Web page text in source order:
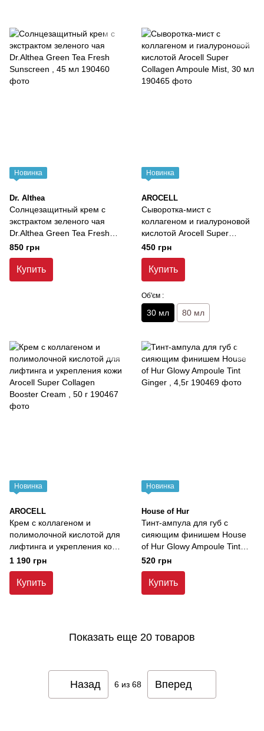
Новинка
Dr. Althea
Солнцезащитный крем с
экстрактом зеленого чая
Dr.Althea Green Tea Fresh
Sunscreen , 45 мл
850 грн
Купить
Новинка
AROCELL
Сыворотка-мист с
коллагеном и гиалуроновой
кислотой Arocell Super
Collagen Ampoule Mist, 30 мл
450 грн
Купить
Об'єм :
30 мл 80 мл
Новинка
AROCELL
Крем с коллагеном и
полимолочной кислотой для
лифтинга и укрепления кожи
Arocell Super Collagen
Booster Cream , 50 г
1 190 грн
Купить
Новинка
House of Hur
Тинт-ампула для губ с
сияющим финишем House
of Hur Glowy Ampoule Tint
Ginger , 4,5г
520 грн
Купить
Показать еще 20 товаров
Назад 6из 68 Вперед